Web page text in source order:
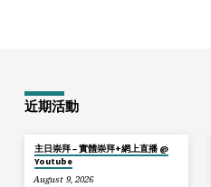
近期活動
主日崇拜 – 實體崇拜+網上直播 @
Youtube
August 9, 2026